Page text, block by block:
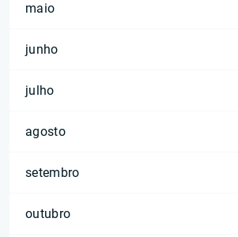
maio
junho
julho
agosto
setembro
outubro